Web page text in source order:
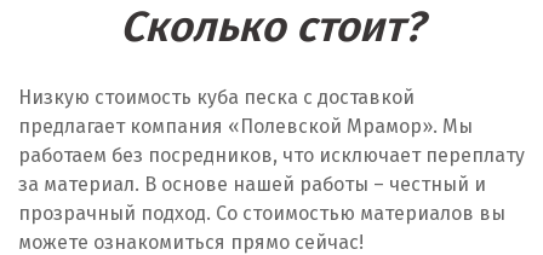
Сколько стоит?
Низкую стоимость куба песка с доставкой
предлагает компания «Полевской Мрамор». Мы
работаем без посредников, что исключает переплату
за материал. В основе нашей работы – честный и
прозрачный подход. Со стоимостью материалов вы
можете ознакомиться прямо сейчас!